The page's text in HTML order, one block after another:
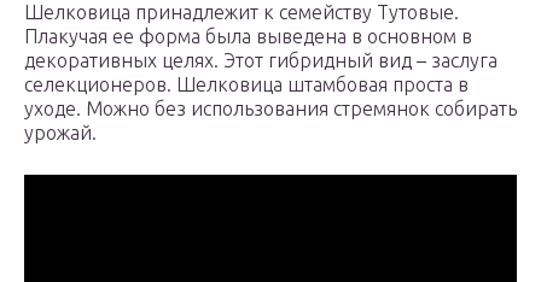
Шелковица принадлежит к семейству Тутовые.
Плакучая ее форма была выведена в основном в
декоративных целях. Этот гибридный вид – заслуга
селекционеров. Шелковица штамбовая проста в
уходе. Можно без использования стремянок собирать
урожай.